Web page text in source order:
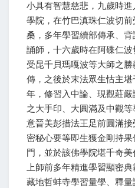
小具有智慧慈悲，九歲時
學院，在竹巴滇珠仁波切
桑，多年學習續部傳承、
誦師，十六歲時在阿碟仁
受昆千貝瑪嘎波等大師之
傳，之後於末法眾生怙主
年，修習入中論、現觀莊
之大手印、大圓滿及中觀
意晉美彭措法王足前圓滿
密秘心要等即生獲金剛持
門，並於該佛學院堪千奇
上師前多年精進學習顯密
藏地哲蚌寺學習量學、釋